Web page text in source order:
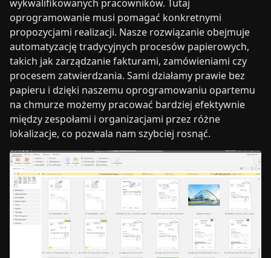
wykwalifikowanych pracowników. Tutaj
oprogramowanie musi pomagać konkretnymi
propozycjami realizacji. Nasze rozwiązanie obejmuje
automatyzację tradycyjnych procesów papierowych,
takich jak zarządzanie fakturami, zamówieniami czy
procesem zatwierdzania. Sami działamy prawie bez
papieru i dzięki naszemu oprogramowaniu opartemu
na chmurze możemy pracować bardziej efektywnie
między zespołami i organizacjami przez różne
lokalizacje, co pozwala nam szybciej rosnąć.